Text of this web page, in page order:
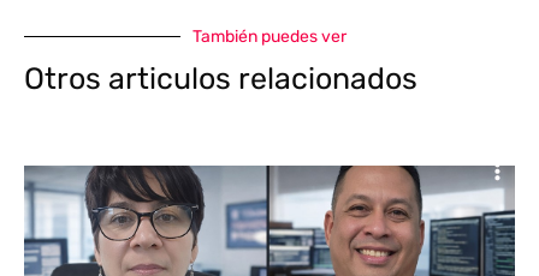
También puedes ver
Otros articulos relacionados